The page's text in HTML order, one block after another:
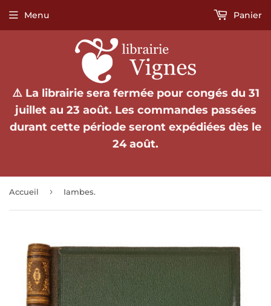
⚠️ La librairie sera fermée pour congés du 31
juillet au 23 août. Les commandes passées
durant cette période seront expédiées dès le
24 août.
Menu Panier
Accueil › Iambes.